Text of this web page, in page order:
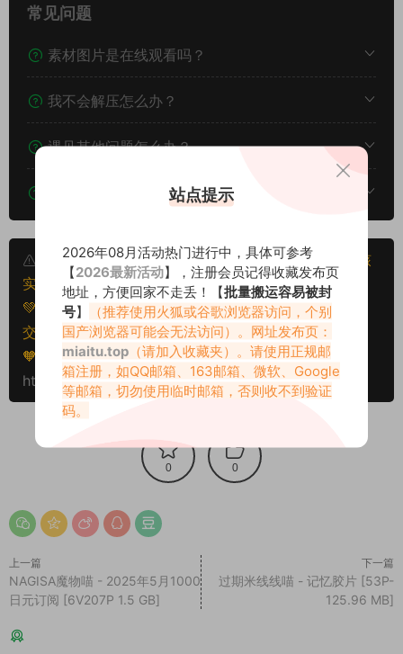
常见问题
素材图片是在线观看吗？
我不会解压怎么办？
遇见其他问题怎么办？
该资源能搬运分享吗？
本文资源仅供个人参考学习，请勿批量搬运，一经核
实将封禁账号权限！
💚本文资源均来源网友分享，若侵犯了您的权益可以提
交工单处理。
🧡转载请注明出处！原文链接：
https://www.miaitu.com/79201.html
0 0
上一篇
NAGISA魔物喵 - 2025年5月1000
日元订阅 [6V207P 1.5 GB]
下一篇
过期米线线喵 - 记忆胶片 [53P-
125.96 MB]
站点提示
2026年08月活动热门进行中，具体可参考
【2026最新活动】，注册会员记得收藏发布页
地址，方便回家不走丢！【批量搬运容易被封
号】
（推荐使用火狐或谷歌浏览器访问，个别
国产浏览器可能会无法访问）。网址发布页：
miaitu.top （请加入收藏夹）。请使用正规邮
箱注册，如QQ邮箱、163邮箱、微软、Google
等邮箱，切勿使用临时邮箱，否则收不到验证
码。